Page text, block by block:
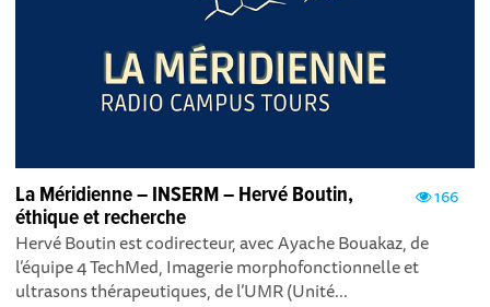
166
La Méridienne – INSERM – Hervé Boutin,
éthique et recherche
Hervé Boutin est codirecteur, avec Ayache Bouakaz, de
l’équipe 4 TechMed, Imagerie morphofonctionnelle et
ultrasons thérapeutiques, de l’UMR (Unité...